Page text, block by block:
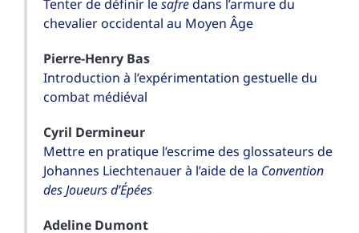
Tenter de définir lesafredans l’armure du
chevalier occidental au Moyen Âge
Pierre-Henry Bas
Introduction à l’expérimentation gestuelle du
combat médiéval
Cyril Dermineur
Mettre en pratique l’escrime des glossateurs de
Johannes Liechtenauer à l’aide de la Convention
des Joueurs d’Épées
Adeline Dumont